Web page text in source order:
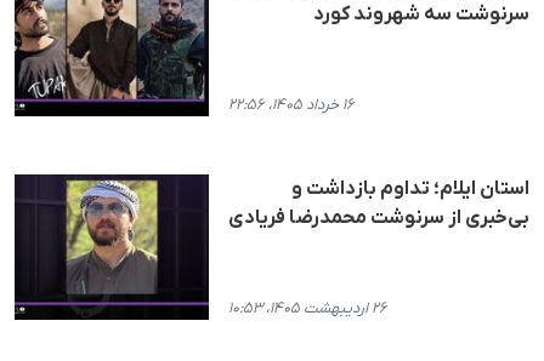
سرنوشت سه شهروند کورد
۱۶ خرداد ۱۴۰۵، ۲۲:۵۶
استان ایلام؛ تداوم بازداشت و
بی‌خبری از سرنوشت محمدرضا فریادی
۲۶ اردیبهشت ۱۴۰۵، ۱۰:۵۳